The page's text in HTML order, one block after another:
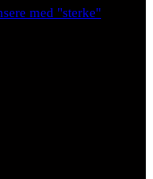
med "sterke"